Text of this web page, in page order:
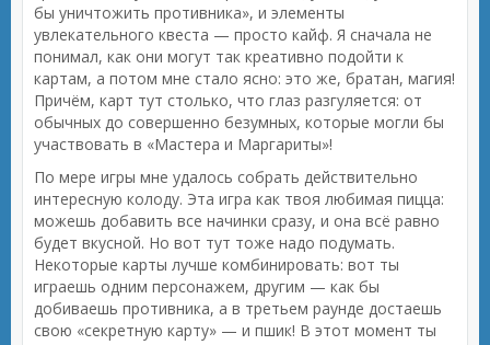
бы уничтожить противника», и элементы
увлекательного квеста — просто кайф. Я сначала не
понимал, как они могут так креативно подойти к
картам, а потом мне стало ясно: это же, братан, магия!
Причём, карт тут столько, что глаз разгуляется: от
обычных до совершенно безумных, которые могли бы
участвовать в «Мастера и Маргариты»!
По мере игры мне удалось собрать действительно
интересную колоду. Эта игра как твоя любимая пицца:
можешь добавить все начинки сразу, и она всё равно
будет вкусной. Но вот тут тоже надо подумать.
Некоторые карты лучше комбинировать: вот ты
играешь одним персонажем, другим — как бы
добиваешь противника, а в третьем раунде достаешь
свою «секретную карту» — и пшик! В этот момент ты